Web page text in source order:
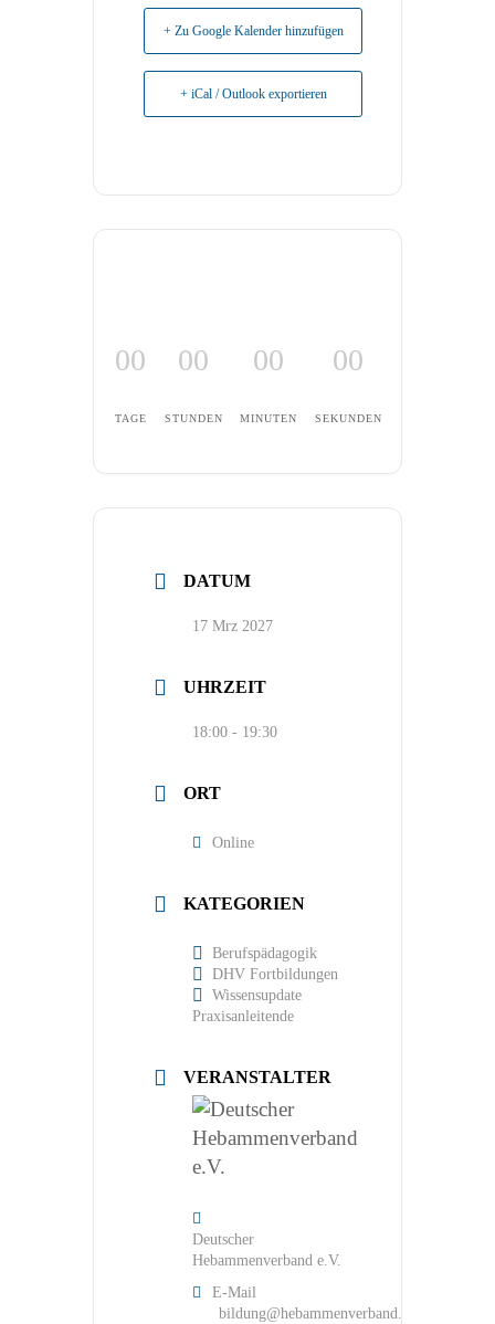
+ Zu Google Kalender hinzufügen
+ iCal / Outlook exportieren
00
TAGE
00
STUNDEN
00
MINUTEN
00
SEKUNDEN
DATUM
17 Mrz 2027
UHRZEIT
18:00 - 19:30
ORT
Online
KATEGORIEN
Berufspädagogik
DHV Fortbildungen
Wissensupdate
Praxisanleitende
VERANSTALTER
Deutscher
Hebammenverband e.V.
E-Mail
bildung@hebammenverband.de